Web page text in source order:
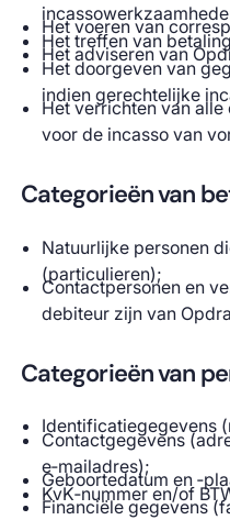
Het voeren van
Het treffen van
Het adviseren van
Het doorgeven van
indien gerechtelijke
Het verrichten van
voor de incasso van
Categorieën van
Natuurlijke personen
(particulieren);
Contactpersonen en
debiteur zijn van
Categorieën van
Identificatiegegevens
Contactgegevens
e‑mailadres);
Geboortedatum en
KvK‑nummer en/of
Financiële gegevens